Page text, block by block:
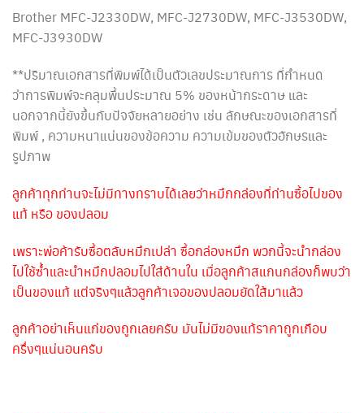
Brother MFC-J2330DW, MFC-J2730DW, MFC-J3530DW,
MFC-J3930DW
**ปริมาณเอกสารที่พิมพ์ได้เป็นตัวเลขประมาณการ ที่กำหนด
ว่าการพิมพ์จะคลุมพื้นประมาณ 5% ของหน้ากระดาษ และ
นอกจากนี้ยังขึ้นกับปัจจัยหลายอย่าง เช่น ลักษณะของเอกสารที่
พิมพ์ , ความหนาแน่นของข้อความ ความเข้มของตัวอักษรและ
รูปภาพ
ลูกค้าทุกท่านจะไม่มีทางทราบได้เลยว่าหมึกกล่องที่ท่านซื้อไปของ
แท้ หรือ ของปลอม
เพราะพ่อค้ารับซื้อตลับหมึกเปล่า ซื้อกล่องหมึก พวกนี้จะนำกล่อง
ไปใช้ซ้ำและนำหมึกปลอมไปใส่ด้านใน เมื่อลูกค้าสแกนกล่องก็พบว่า
เป็นของแท้ แต่จริงๆแล้วลูกค้าเจอของปลอมยัดใส้มาแล้ว
ลูกค้าอย่าเห็นแก่ของถูกเลยครับ มันไม่มีของแท้ราคาถูกเกือบ
ครึ่งๆแน่นอนครับ